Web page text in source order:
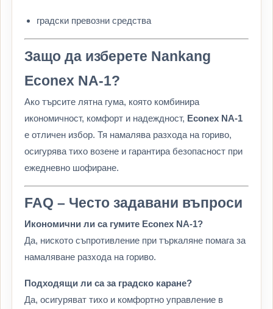
градски превозни средства
Защо да изберете Nankang
Econex NA-1?
Ако търсите лятна гума, която комбинира
икономичност, комфорт и надеждност, Econex NA-1
е отличен избор. Тя намалява разхода на гориво,
осигурява тихо возене и гарантира безопасност при
ежедневно шофиране.
FAQ – Често задавани въпроси
Икономични ли са гумите Econex NA-1?
Да, ниското съпротивление при търкаляне помага за
намаляване разхода на гориво.
Подходящи ли са за градско каране?
Да, осигуряват тихо и комфортно управление в